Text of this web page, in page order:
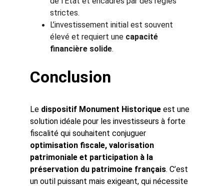
strictes.
L’investissement initial est souvent
élevé et requiert une capacité
financière solide.
Conclusion
Le dispositif Monument Historique est une
solution idéale pour les investisseurs à forte
fiscalité qui souhaitent conjuguer
optimisation fiscale, valorisation
patrimoniale et participation à la
préservation du patrimoine français. C’est
un outil puissant mais exigeant, qui nécessite